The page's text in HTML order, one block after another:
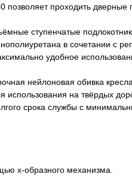
позволяет проходить
ступенчатые
в сочетании с
удобное
нейлоновая обивка
использования на твёрдых
срока службы с
х-образного механизма.